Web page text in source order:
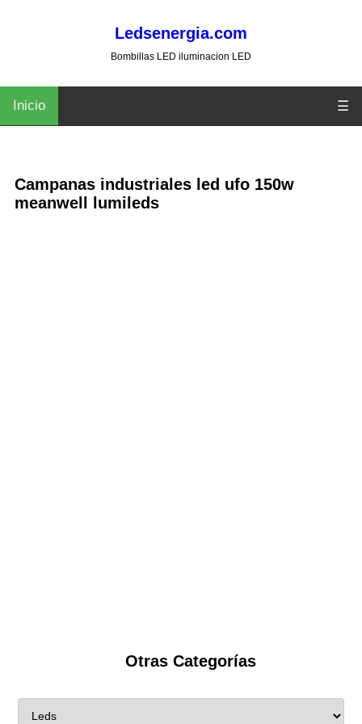
Ledsenergia.com
Bombillas LED iluminacion LED
Inicio ☰
Campanas industriales led ufo 150w
meanwell lumileds
Otras Categorías